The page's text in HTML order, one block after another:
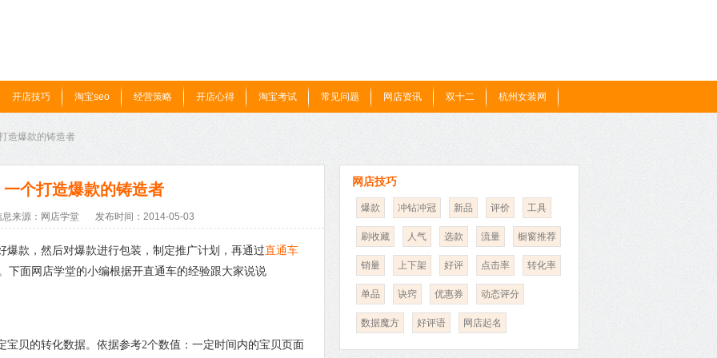
开店技巧 淘宝seo 经营策略 开店心得 淘宝考试 常见问题 网店资讯 双十二 杭州女装网
造爆款的铸造者
个打造爆款的铸造者
息来源：网店学堂 发布时间：2014-05-03
款，然后对爆款进行包装，制定推广计划，再通过直通车
下面网店学堂的小编根据开直通车的经验跟大家说说
贝的转化数据。依据参考2个数值：一定时间内的宝贝页面
网店技巧
爆款 冲钻冲冠 新品 评价 工具
刷收藏 人气 选款 流量 橱窗推荐
销量 上下架 好评 点击率 转化率
单品 诀窍 优惠券 动态评分
数据魔方 好评语 网店起名